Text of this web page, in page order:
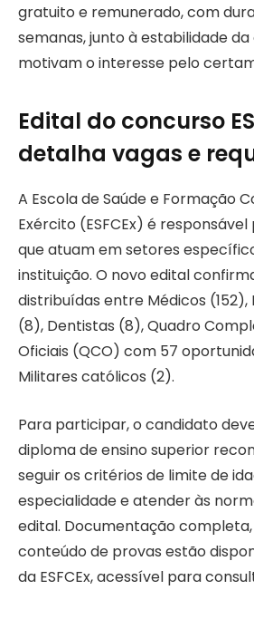
gratuito e remunerado, com
semanas, junto à estabilidade
motivam o interesse pelo
Edital do concurso
detalha vagas e
A Escola de Saúde e Formação
Exército (ESFCEx) é
que atuam em setores
instituição. O novo edital
distribuídas entre Médicos
(8), Dentistas (8), Quadro
Oficiais (QCO) com 57
Militares católicos (2).
Para participar, o candidato
diploma de ensino superior
seguir os critérios de limite de
especialidade e atender às
edital. Documentação
conteúdo de provas estão
da ESFCEx, acessível para